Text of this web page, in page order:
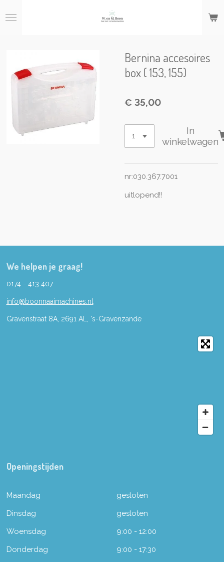
direct
Bernina accesoires
box ( 153, 155)
€ 35,00
In
winkelwagen
nr:030.367.7001
uitlopend!!
We helpen je graag!
0174 - 413 407
info@boonnaaimachines.nl
Gravenstraat 8A, 2691 AL, 's-Gravenzande
Openingstijden
Maandag
gesloten
Dinsdag
gesloten
Woensdag
9:00 - 12:00
Donderdag
9:00 - 17:30